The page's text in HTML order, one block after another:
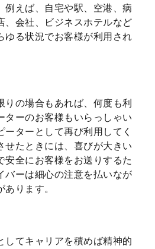
例えば、自宅や駅、空港、病
、会社、ビジネスホテルなど
ゆる状況でお客様が利用され
りの場合もあれば、何度も利
ターのお客様もいらっしゃい
ーターとして再び利用してく
せたときには、喜びが大きい
安全にお客様をお送りするた
バーは細心の注意を払いなが
ります。
してキャリアを積めば精神的